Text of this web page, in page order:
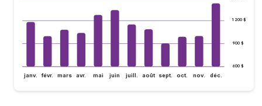
600 $
900 $
1 200 $
janv. févr. mars avr. mai juin juill. août sept. oct. nov. déc.